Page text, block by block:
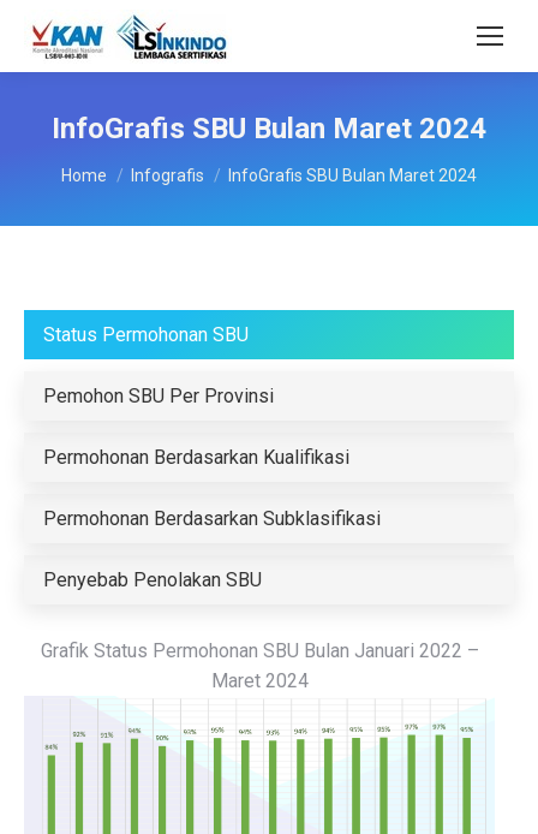
InfoGrafis SBU Bulan Maret 2024
You are here:
Home Infografis InfoGrafis SBU Bulan Maret 2024
Status Permohonan SBU
Pemohon SBU Per Provinsi
Permohonan Berdasarkan Kualifikasi
Permohonan Berdasarkan Subklasifikasi
Penyebab Penolakan SBU
Grafik Status Permohonan SBU Bulan Januari 2022 –
Maret 2024